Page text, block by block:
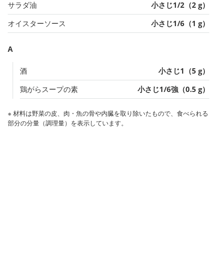
サラダ油
小さじ1/2（2 g）
オイスターソース
小さじ1/6（1 g）
A
酒
小さじ1（5 g）
鶏がらスープの素
小さじ1/6強（0.5 g）
※ 材料は野菜の皮、肉・魚の骨や内臓を取り除いたもので、食べられる
部分の分量（調理量）を表示しています。